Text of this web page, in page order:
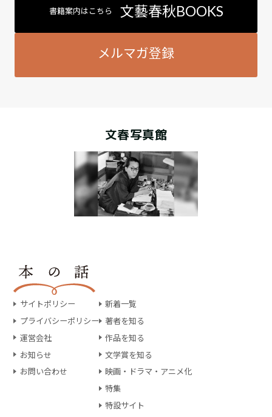
書籍案内はこちら 文藝春秋BOOKS
メルマガ登録
文春写真館
サイトポリシー
プライバシーポリシー
運営会社
お知らせ
お問い合わせ
新着一覧
著者を知る
作品を知る
文学賞を知る
映画・ドラマ・アニメ化
特集
特設サイト